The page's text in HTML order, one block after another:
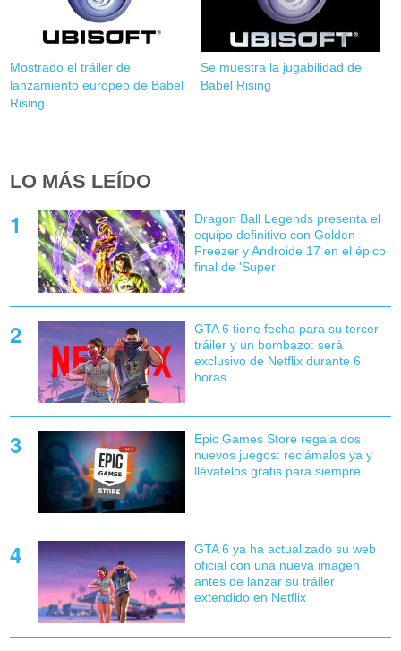
Mostrado el tráiler de
lanzamiento europeo de Babel
Rising
Se muestra la jugabilidad de
Babel Rising
LO MÁS LEÍDO
Dragon Ball Legends presenta el
equipo definitivo con Golden
Freezer y Androide 17 en el épico
final de 'Super'
GTA 6 tiene fecha para su tercer
tráiler y un bombazo: será
exclusivo de Netflix durante 6
horas
Epic Games Store regala dos
nuevos juegos: reclámalos ya y
llévatelos gratis para siempre
GTA 6 ya ha actualizado su web
oficial con una nueva imagen
antes de lanzar su tráiler
extendido en Netflix